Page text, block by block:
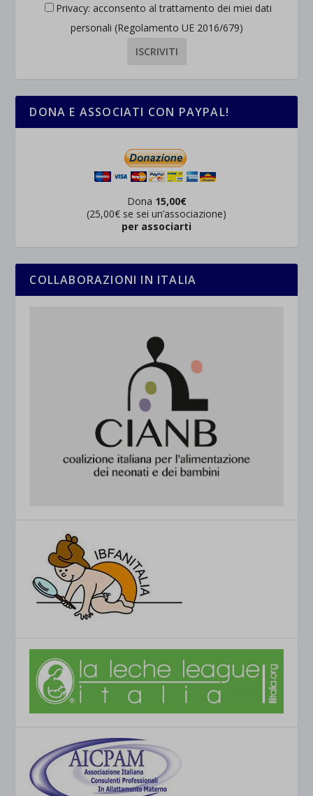
Privacy: acconsento al trattamento dei miei dati
personali (Regolamento UE 2016/679)
DONA E ASSOCIATI CON PAYPAL!
Dona 15,00€
(25,00€ se sei un’associazione)
per associarti
COLLABORAZIONI IN ITALIA